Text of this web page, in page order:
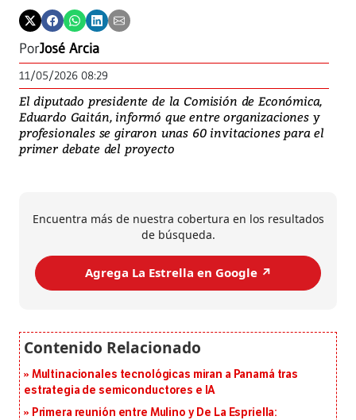
PorJosé Arcia
11/05/2026 08:29
El diputado presidente de la Comisión de Económica,
Eduardo Gaitán, informó que entre organizaciones y
profesionales se giraron unas 60 invitaciones para el
primer debate del proyecto
Encuentra más de nuestra cobertura en los resultados
de búsqueda.
Agrega La Estrella en Google ↗️
Multinacionales tecnológicas miran a Panamá tras
estrategia de semiconductores e IA
Primera reunión entre Mulino y De La Espriella: